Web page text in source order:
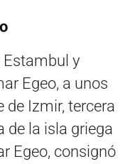
Estambul y
Egeo, a unos
de Izmir, tercera
de la isla griega
Egeo, consignó